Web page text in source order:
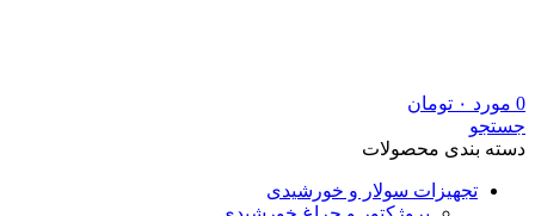
0 مورد ۰ تومان
جستجو
دسته بندی محصولات
تجهیزات سولار و خورشیدی